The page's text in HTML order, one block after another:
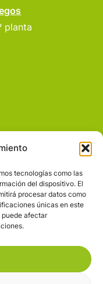
tecnologías como las
del dispositivo. El
procesar datos como
únicas en este
puede afectar
planta